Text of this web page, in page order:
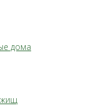
дома